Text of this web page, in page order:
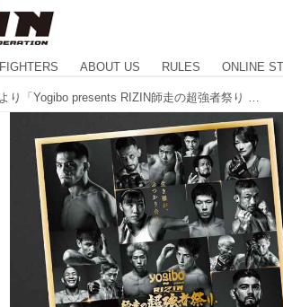
FIGHTERS ABOUT US RULES ONLINE